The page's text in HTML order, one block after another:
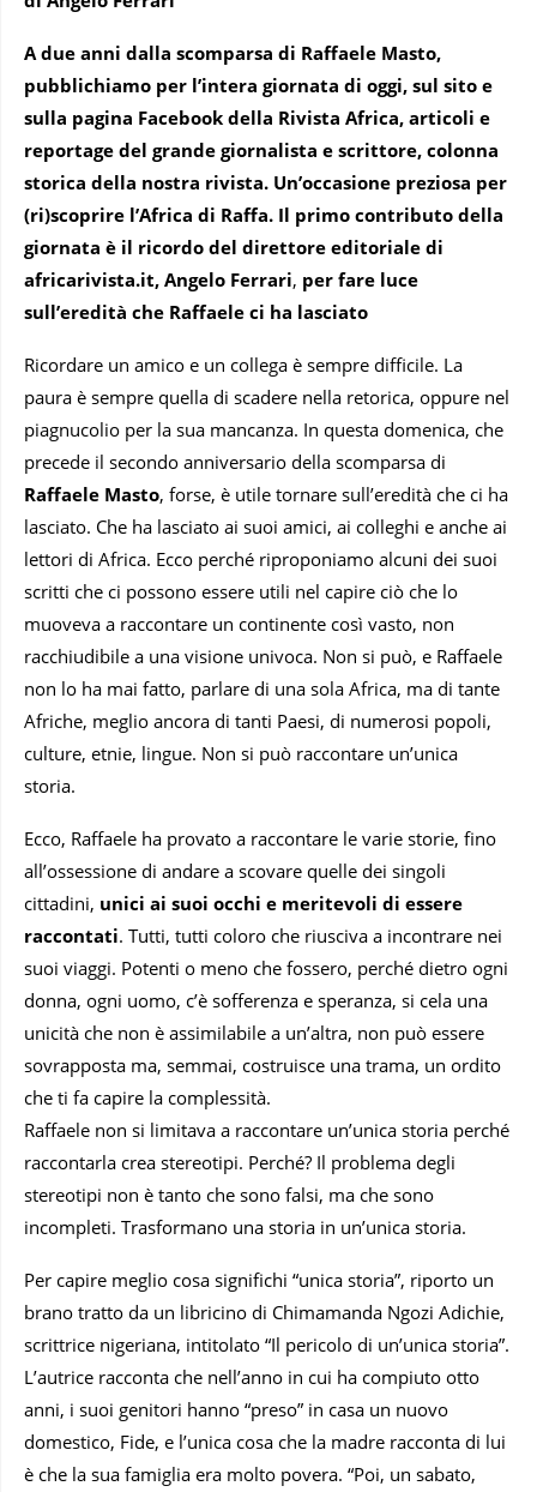
A due anni dalla scomparsa di Raffaele Masto,
pubblichiamo per l’intera giornata di oggi, sul sito e
sulla pagina Facebook della Rivista Africa, articoli e
reportage del grande giornalista e scrittore, colonna
storica della nostra rivista. Un’occasione preziosa per
(ri)scoprire l’Africa di Raffa. Il primo contributo della
giornata è il ricordo del direttore editoriale di
africarivista.it, Angelo Ferrari, per fare luce
sull’eredità che Raffaele ci ha lasciato
Ricordare un amico e un collega è sempre difficile. La
paura è sempre quella di scadere nella retorica, oppure nel
piagnucolio per la sua mancanza. In questa domenica, che
precede il secondo anniversario della scomparsa di
Raffaele Masto, forse, è utile tornare sull’eredità che ci ha
lasciato. Che ha lasciato ai suoi amici, ai colleghi e anche ai
lettori di Africa. Ecco perché riproponiamo alcuni dei suoi
scritti che ci possono essere utili nel capire ciò che lo
muoveva a raccontare un continente così vasto, non
racchiudibile a una visione univoca. Non si può, e Raffaele
non lo ha mai fatto, parlare di una sola Africa, ma di tante
Afriche, meglio ancora di tanti Paesi, di numerosi popoli,
culture, etnie, lingue. Non si può raccontare un’unica
storia.
Ecco, Raffaele ha provato a raccontare le varie storie, fino
all’ossessione di andare a scovare quelle dei singoli
cittadini, unici ai suoi occhi e meritevoli di essere
raccontati. Tutti, tutti coloro che riusciva a incontrare nei
suoi viaggi. Potenti o meno che fossero, perché dietro ogni
donna, ogni uomo, c’è sofferenza e speranza, si cela una
unicità che non è assimilabile a un’altra, non può essere
sovrapposta ma, semmai, costruisce una trama, un ordito
che ti fa capire la complessità.
Raffaele non si limitava a raccontare un’unica storia perché
raccontarla crea stereotipi. Perché? Il problema degli
stereotipi non è tanto che sono falsi, ma che sono
incompleti. Trasformano una storia in un’unica storia.
Per capire meglio cosa significhi “unica storia”, riporto un
brano tratto da un libricino di Chimamanda Ngozi Adichie,
scrittrice nigeriana, intitolato “Il pericolo di un’unica storia”.
L’autrice racconta che nell’anno in cui ha compiuto otto
anni, i suoi genitori hanno “preso” in casa un nuovo
domestico, Fide, e l’unica cosa che la madre racconta di lui
è che la sua famiglia era molto povera. “Poi, un sabato,